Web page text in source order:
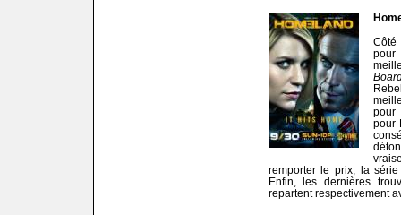
pour
pour
pour
remporter le prix, la
Enfin, les dernières
repartent respectivement